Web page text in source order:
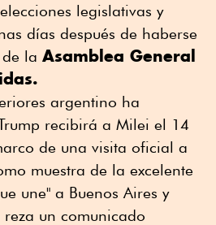
legislativas y
días después de haberse
la Asamblea General
argentino ha
recibirá a Milei el 14
de una visita oficial a
muestra de la excelente
une" a Buenos Aires y
un comunicado